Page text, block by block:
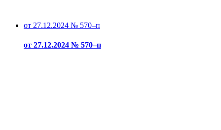
от 27.12.2024 № 570–п
от 27.12.2024 № 570–п